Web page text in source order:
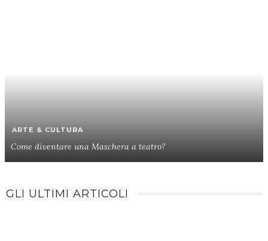
ARTE & CULTURA
Come diventare una Maschera a teatro?
GLI ULTIMI ARTICOLI